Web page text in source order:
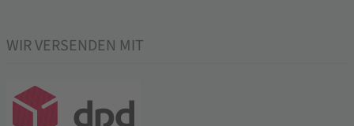
WIR VERSENDEN MIT